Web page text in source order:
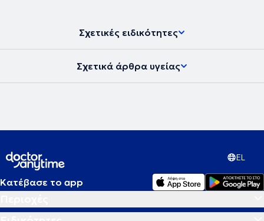
Σχετικές ειδικότητες
Σχετικά άρθρα υγείας
EL
Κατέβασε το app